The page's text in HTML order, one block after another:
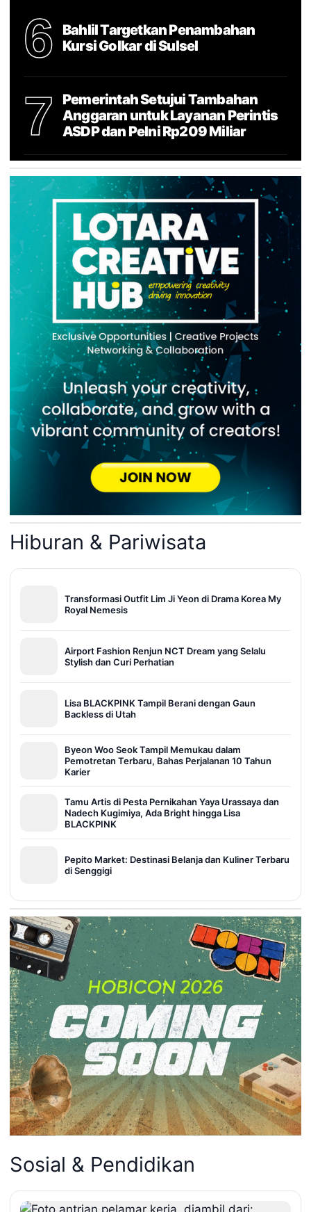
6
Bahlil Targetkan Penambahan
Kursi Golkar di Sulsel
7
Pemerintah Setujui Tambahan
Anggaran untuk Layanan Perintis
ASDP dan Pelni Rp209 Miliar
Hiburan & Pariwisata
Transformasi Outfit Lim Ji Yeon di Drama Korea My
Royal Nemesis
Airport Fashion Renjun NCT Dream yang Selalu
Stylish dan Curi Perhatian
Lisa BLACKPINK Tampil Berani dengan Gaun
Backless di Utah
Byeon Woo Seok Tampil Memukau dalam
Pemotretan Terbaru, Bahas Perjalanan 10 Tahun
Karier
Tamu Artis di Pesta Pernikahan Yaya Urassaya dan
Nadech Kugimiya, Ada Bright hingga Lisa
BLACKPINK
Pepito Market: Destinasi Belanja dan Kuliner Terbaru
di Senggigi
Sosial & Pendidikan